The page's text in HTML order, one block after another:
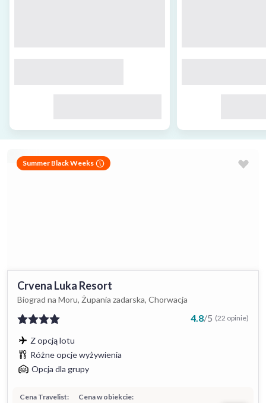
Summer Black Weeks
Crvena Luka Resort
Biograd na Moru, Żupania zadarska, Chorwacja
4.8/5 (22 opinie)
Z opcją lotu
Różne opcje wyżywienia
Opcja dla grupy
Cena w obiekcie:
Cena Travelist: